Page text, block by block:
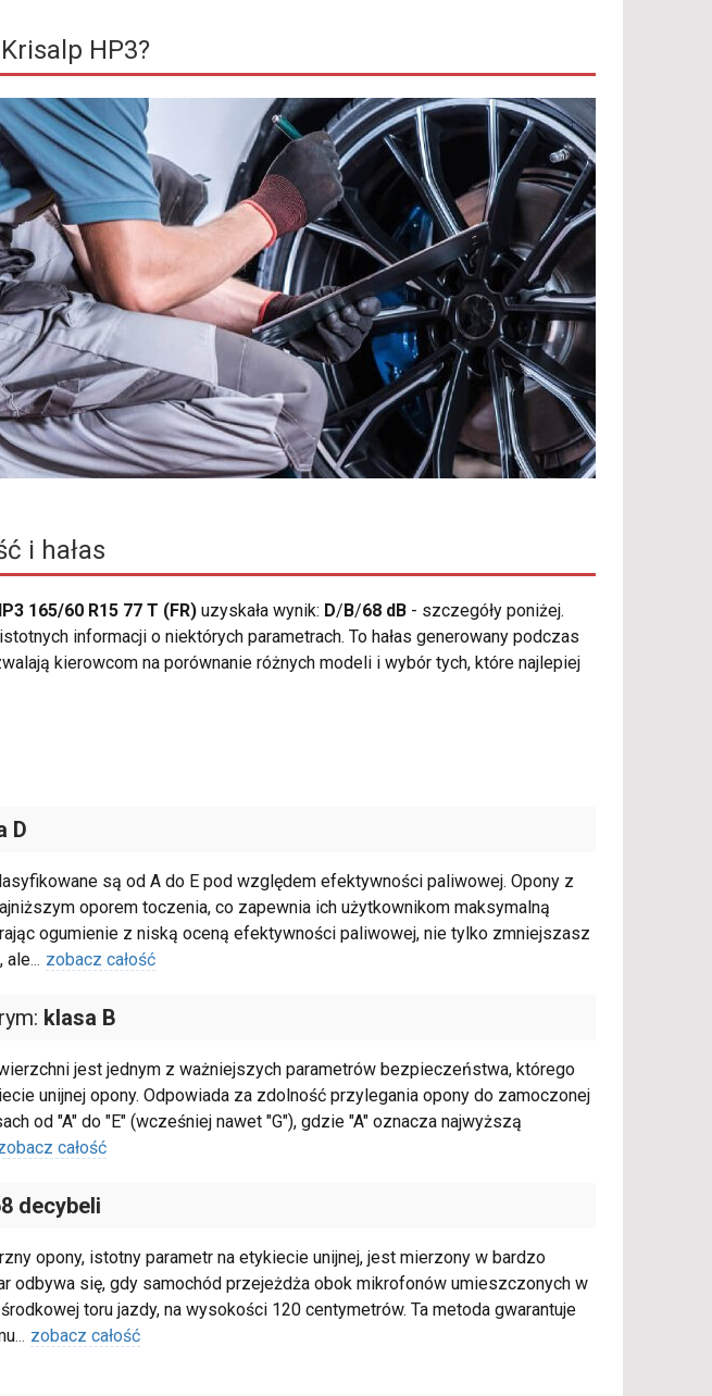
HP3?
i hałas
165/60 R15 77 T (FR) uzyskała wynik: D/ B/68 dB - szczegóły poniżej.
informacji o niektórych parametrach. To hałas generowany podczas
kierowcom na porównanie różnych modeli i wybór tych, które najlepiej
D
są od A do E pod względem efektywności paliwowej. Opony z
oporem toczenia, co zapewnia ich użytkownikom maksymalną
ogumienie z niską oceną efektywności paliwowej, nie tylko zmniejszasz
ale... zobacz całość
klasa B
jest jednym z ważniejszych parametrów bezpieczeństwa, którego
unijnej opony. Odpowiada za zdolność przylegania opony do zamoczonej
od "A" do "E" (wcześniej nawet "G"), gdzie "A" oznacza najwyższą
całość
decybeli
opony, istotny parametr na etykiecie unijnej, jest mierzony w bardzo
odbywa się, gdy samochód przejeżdża obok mikrofonów umieszczonych w
toru jazdy, na wysokości 120 centymetrów. Ta metoda gwarantuje
... zobacz całość